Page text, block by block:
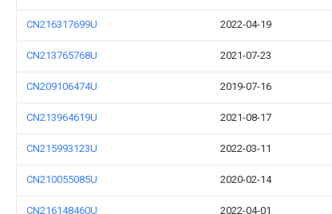
CN216317699U 2022-04-19
CN213765768U 2021-07-23
CN209106474U 2019-07-16
CN213964619U 2021-08-17
CN215993123U 2022-03-11
CN210055085U 2020-02-14
CN216148460U 2022-04-01